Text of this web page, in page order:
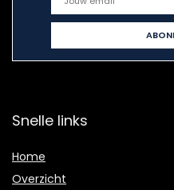
Snelle links
Home
Overzicht